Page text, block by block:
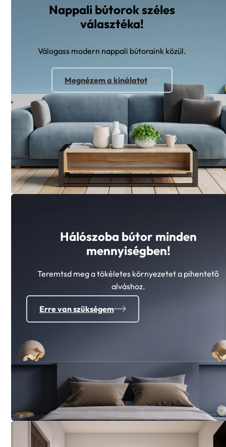
Nappali bútorok széles
választéka!
Válogass modern nappali bútoraink közül.
Megnézem a kínálatot
Hálószoba bútor minden
mennyiségben!
Teremtsd meg a tökéletes környezetet a pihentető
alváshoz.
Erre van szükségem